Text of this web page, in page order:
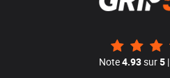
Note4.93sur5 |